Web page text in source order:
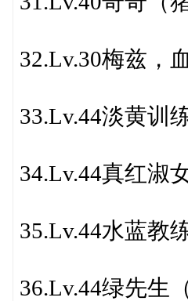
32.Lv.30梅兹，
33.Lv.44淡黄训
34.Lv.44真红淑
35.Lv.44水蓝教
36.Lv.44绿先生